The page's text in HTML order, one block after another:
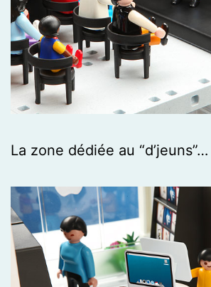
La zone dédiée au “d’jeuns”…